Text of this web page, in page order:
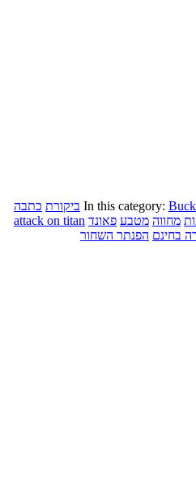
In this category: ביקורת כתבה
מחווה מטבע פאונד attack on titan
בחינם הפנתר השחור